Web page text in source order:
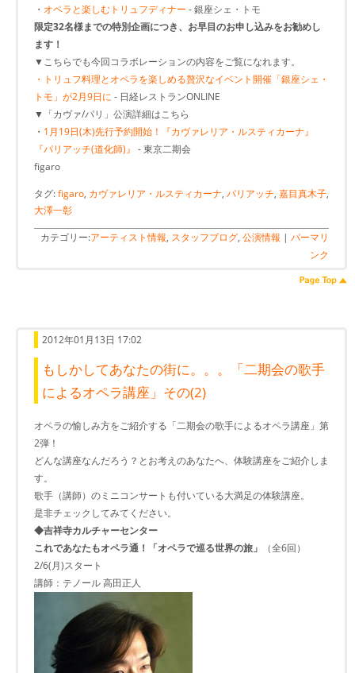
・ オペラと楽しむトリュフディナー - 銀座シェ・トモ
限定32名様までの特別企画につき、お早目のお申し込みをお勧めし
ます！
▼こちらでも今回コラボレーションの内容をご覧になれます。
・トリュフ料理とオペラを楽しめる贅沢なイベント開催「銀座シェ・
トモ」が2月9日に - 日経レストランONLINE
▼「カヴァ/パリ」公演詳細はこちら
・ 1月19日(木)先行予約開始！『カヴァレリア・ルスティカーナ』
『パリアッチ(道化師)』 - 東京二期会
figaro
タグ:figaro, カヴァレリア・ルスティカーナ, パリアッチ, 嘉目真木子,
大澤一彰
カテゴリー:アーティスト情報, スタッフブログ, 公演情報 | パーマリ
ンク
2012年01月13日 17:02
もしかしてあなたの街​に。。。「二期会の歌​手
によるオペラ講座」その(2)
オペラの愉しみ方をご紹介する「二期会の歌​手によるオペラ講座」第
2弾！
どんな講座なんだろう？とお考えのあなたへ、体験講座をご紹介しま
す。
歌手（講師）のミニコンサートも付いている大満足の体験講座。
是非チェックしてみてください。
◆吉祥寺カルチャーセンター
これであなたもオペラ通！「オペラで巡る世界の旅」
（全6回）
2/6(月)スタート
講師：テノール 高田正人